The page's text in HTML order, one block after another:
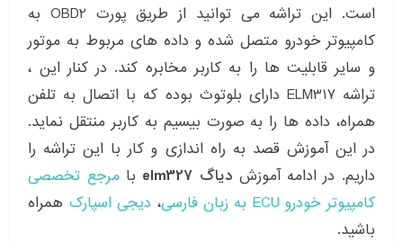
است. این تراشه می توانید از طریق پورت OBD2 به
کامپیوتر خودرو متصل شده و داده های مربوط به موتور
و سایر قابلیت ها را به کاربر مخابره کند. در کنار این ،
تراشه ELM317 دارای بلوتوث بوده که با اتصال به تلفن
همراه، داده ها را به صورت بیسیم به کاربر منتقل نماید.
در این آموزش قصد به راه اندازی و کار با این تراشه را
داریم. در ادامه آموزش دیاگ elm327 با مرجع تخصصی
کامپیوتر خودرو ECU به زبان فارسی
، دیجی اسپارک همراه
باشید.